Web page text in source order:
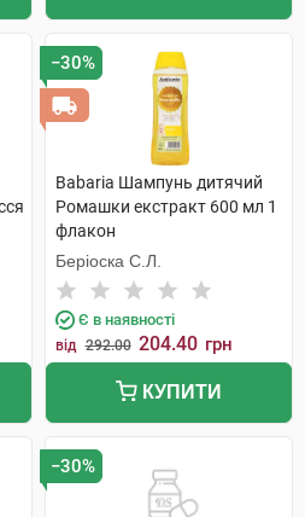
−30%
Babaria Шампунь дитячий
Ромашки екстракт 600 мл 1
флакон
Беріоска С.Л.
Є в наявності
від 292.00 204.40 грн
КУПИТИ
−30%